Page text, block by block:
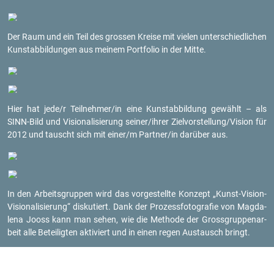
Der Raum und ein Teil des gros­sen Krei­se mit vie­len un­ter­schied­li­chen
Kunst­ab­bil­dun­gen aus mei­nem Port­fo­lio in der Mitte.
Hier hat jede/r Teil­neh­mer/in eine Kunst­ab­bil­dung ge­wählt – als
SINN-Bild und Vi­sio­na­li­sie­rung sei­ner/ihrer Ziel­vor­stel­lung/Vi­si­on für
2012 und tauscht sich mit einer/m Part­ner/in dar­über aus.
In den Ar­beits­grup­pen wird das vor­ge­stell­te Kon­zept „Kunst-Vi­si­on-
Vi­sio­na­li­sie­rung“ dis­ku­tiert. Dank der Pro­zess­fo­to­gra­fie von Mag­da­
le­na Jooss kann man sehen, wie die Me­tho­de der Gross­grup­pen­ar­
beit alle Be­tei­lig­ten ak­ti­viert und in einen regen Aus­tausch bringt.